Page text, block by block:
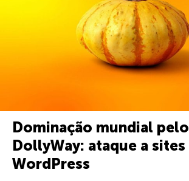
Dominação mundial pelo
DollyWay: ataque a sites
WordPress